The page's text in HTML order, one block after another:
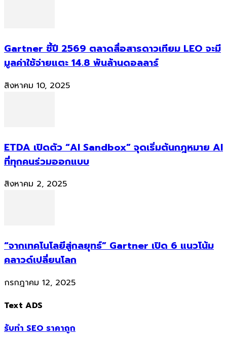
Gartner ชี้ปี 2569 ตลาดสื่อสารดาวเทียม LEO จะมี
มูลค่าใช้จ่ายแตะ 14.8 พันล้านดอลลาร์
สิงหาคม 10, 2025
ETDA เปิดตัว “AI Sandbox” จุดเริ่มต้นกฎหมาย AI
ที่ทุกคนร่วมออกแบบ
สิงหาคม 2, 2025
“จากเทคโนโลยีสู่กลยุทธ์” Gartner เปิด 6 แนวโน้ม
คลาวด์เปลี่ยนโลก
กรกฎาคม 12, 2025
Text ADS
รับทำ SEO ราคาถูก